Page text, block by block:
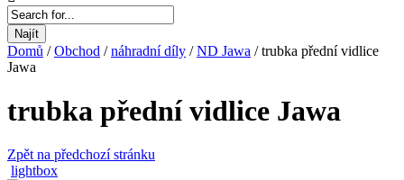
Najít
Domů / Obchod / náhradní díly / ND Jawa /trubka přední vidlice
Jawa
trubka přední vidlice Jawa
Zpět na předchozí stránku
lightbox